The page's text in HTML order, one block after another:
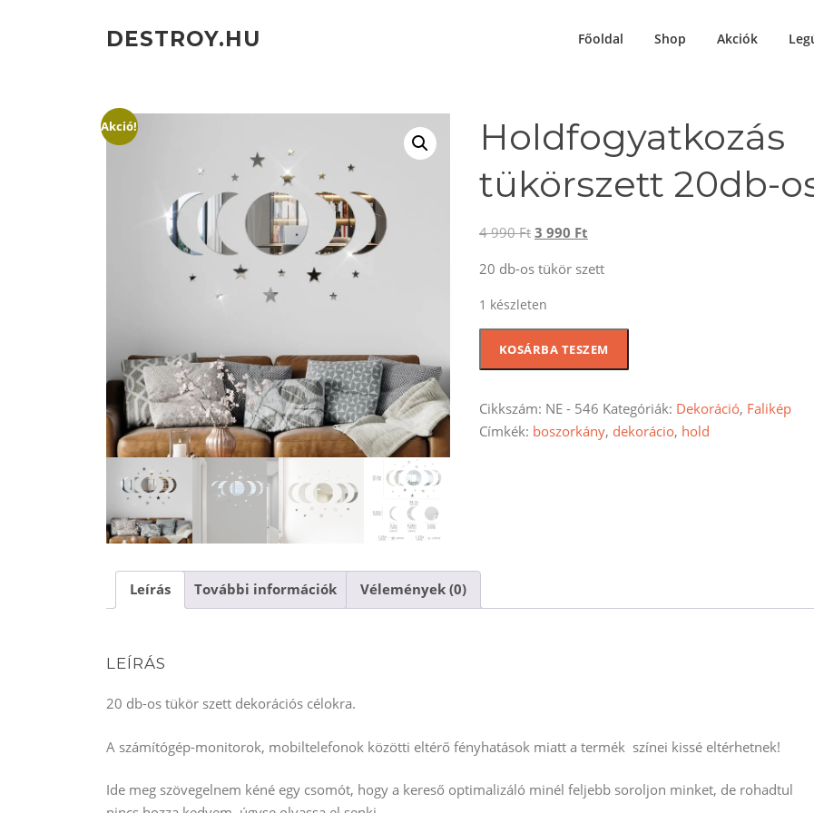
DESTROY.HU Főoldal Shop Akciók
Akció!
Holdfogyatkozás
tükörszett 20db-
4 990Ft Original
was:
4
3 990 FtCurrent
is:
20 db-os tükör szett
1 készleten
Holdfogyatkozás
os
mennyiség
KOSÁRBA TESZEM
Cikkszám: NE - 546 Kategóriák: Dekoráció, Falikép
Címkék: boszorkány, dekorácio, hold
Leírás További információk Vélemények (0)
LEÍRÁS
20 db-os tükör szett dekorációs célokra.
A számítógép-monitorok, mobiltelefonok közötti eltérő fényhatások miatt a termék színei kissé eltérhetnek!
Ide meg szövegelnem kéné egy csomót, hogy a kereső optimalizáló minél feljebb soroljon minket, de rohadtul